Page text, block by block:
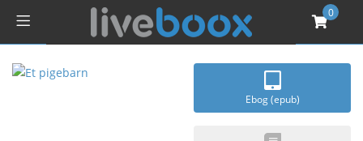
0
Ebog (epub)